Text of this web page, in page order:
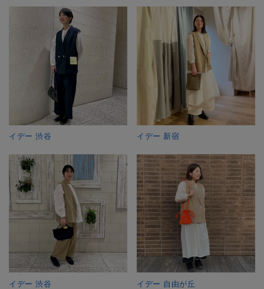
イデー 渋谷 イデー 新宿
イデー 渋谷 イデー 自由が丘